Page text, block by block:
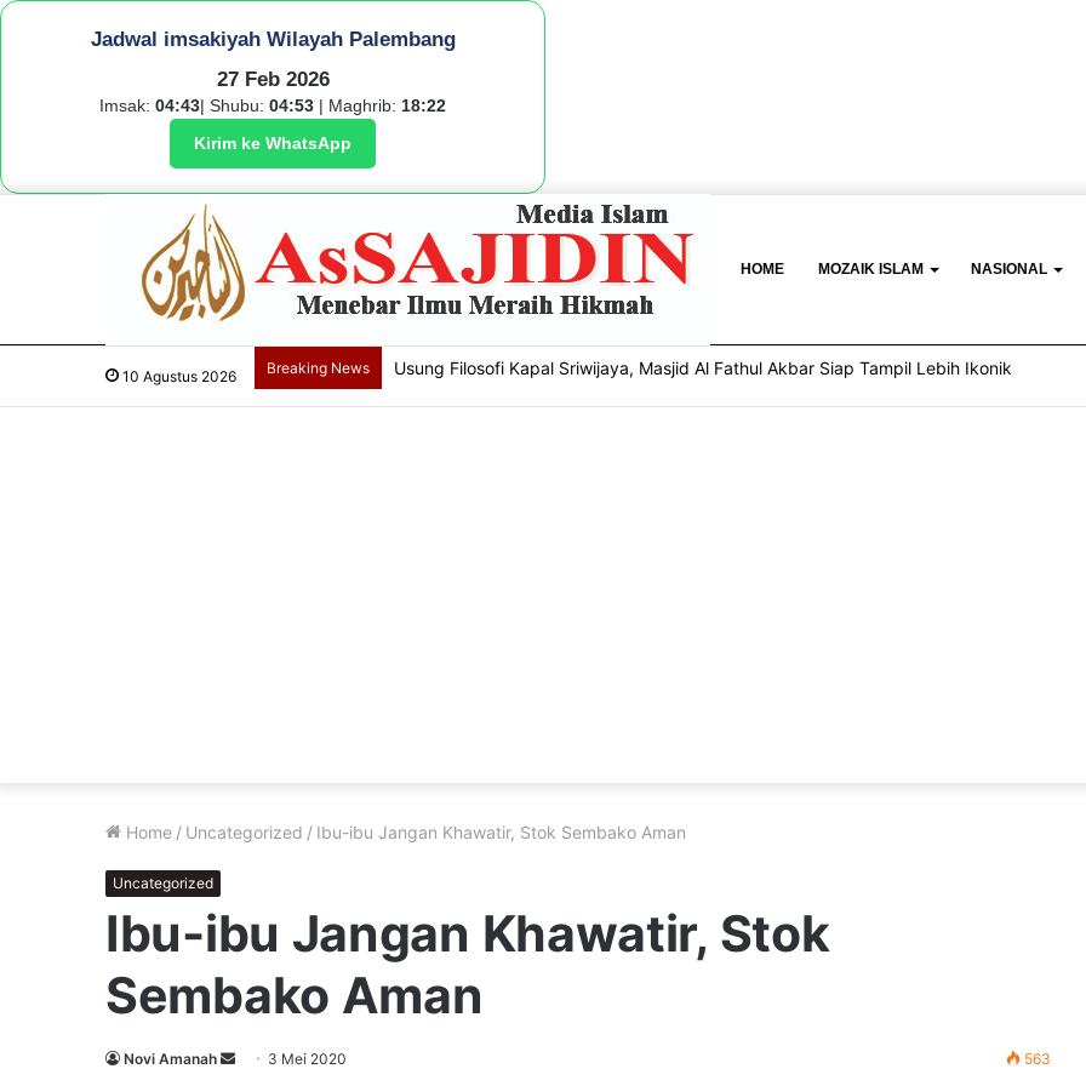
Jadwal imsakiyah Wilayah Palembang
27 Feb 2026
Imsak: 04:43| Shubu: 04:53 | Maghrib: 18:22
Kirim ke WhatsApp
HOME MOZAIK ISLAM NASIONAL
10 Agustus 2026 Breaking News Usung Filosofi Kapal Sriwijaya, Masjid Al Fathul Akbar Siap Tampil Lebih Ikonik
Home / Uncategorized / Ibu-ibu Jangan Khawatir, Stok Sembako Aman
Uncategorized
Ibu-ibu Jangan Khawatir, Stok
Sembako Aman
Novi Amanah
Send 3 Mei 2020 563